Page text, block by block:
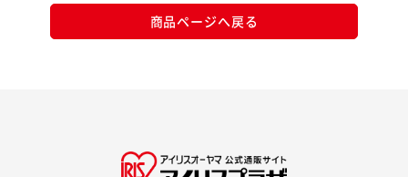
商品ページへ戻る